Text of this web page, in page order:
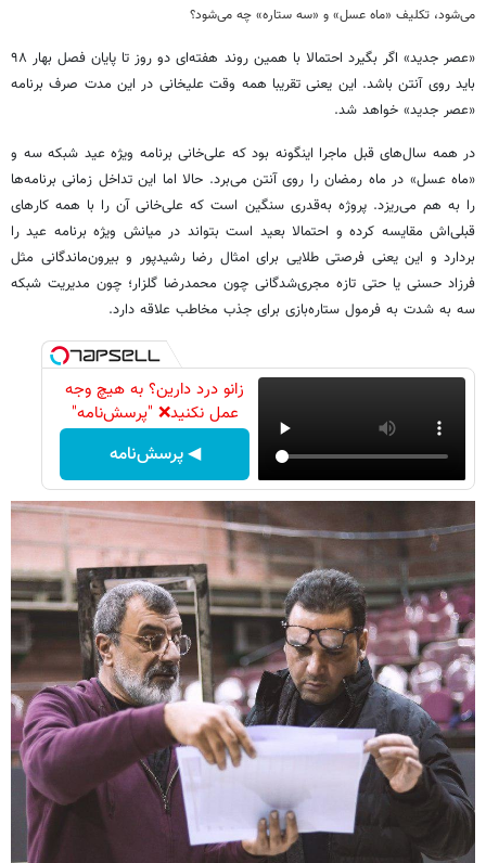
می‌شود، تکلیف «ماه عسل» و «سه ستاره» چه می‌شود؟
«عصر جدید» اگر بگیرد احتمالا با همین روند هفته‌ای دو روز تا پایان فصل بهار ۹۸
باید روی آنتن باشد. این یعنی تقریبا همه وقت علیخانی در این مدت صرف برنامه
«عصر جدید» خواهد شد.
در همه سال‌های قبل ماجرا اینگونه بود که علی‌خانی برنامه ویژه عید شبکه سه و
«ماه عسل» در ماه رمضان را روی آنتن می‌برد. حالا اما این تداخل زمانی برنامه‌ها
را به هم می‌ریزد. پروژه به‌قدری سنگین است که علی‌خانی آن را با همه کارهای
قبلی‌اش مقایسه کرده و احتمالا بعید است بتواند در میانش ویژه برنامه عید را
بردارد و این یعنی فرصتی طلایی برای امثال رضا رشیدپور و بیرون‌ماندگانی مثل
فرزاد حسنی یا حتی تازه مجری‌شدگانی چون محمدرضا گلزار؛ چون مدیریت شبکه
سه به شدت به فرمول ستاره‌بازی برای جذب مخاطب علاقه دارد.
زانو درد دارین؟ به هیچ وجه
عمل نکنید❌ "پرسش‌نامه"
◀ پرسش‌نامه